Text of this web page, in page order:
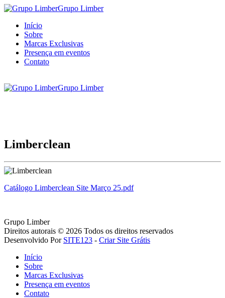
Grupo Limber
Início
Sobre
Marcas Exclusivas
Presença em eventos
Contato
Grupo Limber
Limberclean
Catálogo Limberclean Site Março 25.pdf
Grupo Limber
Direitos autorais © 2026 Todos os direitos reservados
Desenvolvido Por SITE123 - Criar Site Grátis
Início
Sobre
Marcas Exclusivas
Presença em eventos
Contato